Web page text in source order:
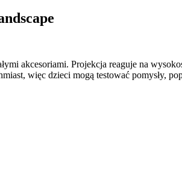
akcesoriami. Projekcja reaguje na
więc dzieci mogą testować pomysły,